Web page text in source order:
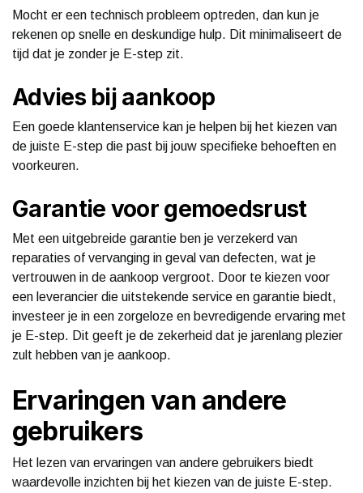
Mocht er een technisch probleem optreden, dan kun je
rekenen op snelle en deskundige hulp. Dit minimaliseert de
tijd dat je zonder je E-step zit.
Advies bij aankoop
Een goede klantenservice kan je helpen bij het kiezen van
de juiste E-step die past bij jouw specifieke behoeften en
voorkeuren.
Garantie voor gemoedsrust
Met een uitgebreide garantie ben je verzekerd van
reparaties of vervanging in geval van defecten, wat je
vertrouwen in de aankoop vergroot. Door te kiezen voor
een leverancier die uitstekende service en garantie biedt,
investeer je in een zorgeloze en bevredigende ervaring met
je E-step. Dit geeft je de zekerheid dat je jarenlang plezier
zult hebben van je aankoop.
Ervaringen van andere
gebruikers
Het lezen van ervaringen van andere gebruikers biedt
waardevolle inzichten bij het kiezen van de juiste E-step.